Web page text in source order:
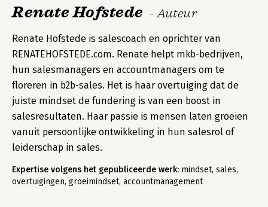
Renate Hofstede - Auteur
Renate Hofstede is salescoach en oprichter van
RENATEHOFSTEDE.com. Renate helpt mkb-bedrijven,
hun salesmanagers en accountmanagers om te
floreren in b2b-sales. Het is haar overtuiging dat de
juiste mindset de fundering is van een boost in
salesresultaten. Haar passie is mensen laten groeien
vanuit persoonlijke ontwikkeling in hun salesrol of
leiderschap in sales.
Expertise volgens het gepubliceerde werk: mindset, sales,
overtuigingen, groeimindset, accountmanagement